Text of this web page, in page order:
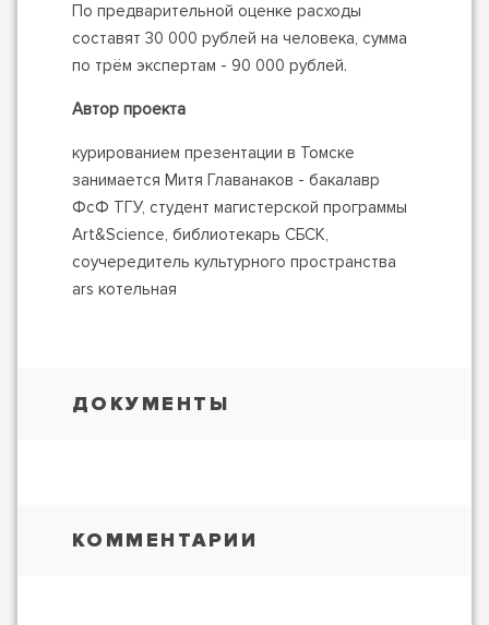
По предварительной оценке расходы
составят 30 000 рублей на человека, сумма
по трём экспертам - 90 000 рублей.
Автор проекта
курированием презентации в Томске
занимается Митя Главанаков - бакалавр
ФсФ ТГУ, студент магистерской программы
Art&Science, библиотекарь СБСК,
соучередитель культурного пространства
ars котельная
ДОКУМЕНТЫ
КОММЕНТАРИИ